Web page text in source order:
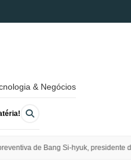
& Negócios
da HYBE Terremoto